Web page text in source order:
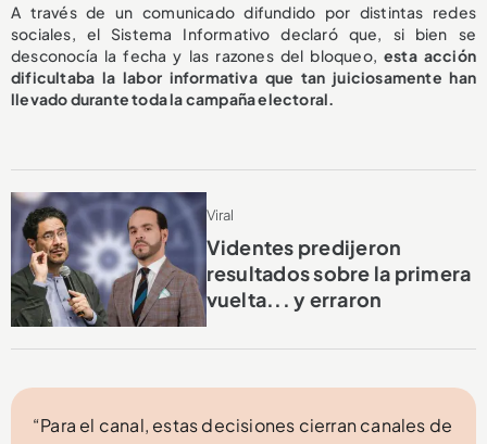
A través de un comunicado difundido por distintas redes
sociales, el Sistema Informativo declaró que, si bien se
desconocía la fecha y las razones del bloqueo, esta acción
dificultaba la labor informativa que tan juiciosamente han
llevado durante toda la campaña electoral.
Viral
Videntes predijeron
resultados sobre la primera
vuelta... y erraron
“Para el canal, estas decisiones cierran canales de